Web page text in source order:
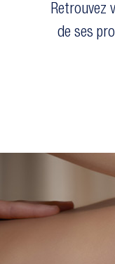
Retrouvez
de ses